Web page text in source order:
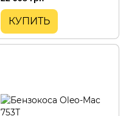
КУПИТЬ